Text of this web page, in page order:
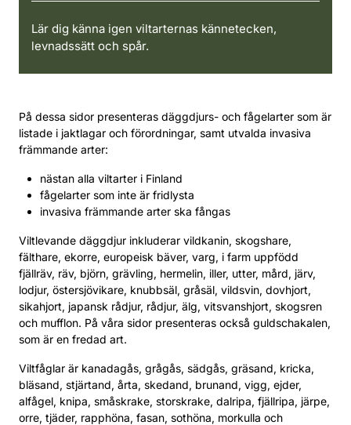
Lär dig känna igen viltarternas kännetecken,
levnadssätt och spår.
På dessa sidor presenteras däggdjurs- och fågelarter som är
listade i jaktlagar och förordningar, samt utvalda invasiva
främmande arter:
nästan alla viltarter i Finland
fågelarter som inte är fridlysta
invasiva främmande arter ska fångas
Viltlevande däggdjur inkluderar vildkanin, skogshare,
fälthare, ekorre, europeisk bäver, varg, i farm uppfödd
fjällräv, räv, björn, grävling, hermelin, iller, utter, mård, järv,
lodjur, östersjövikare, knubbsäl, gråsäl, vildsvin, dovhjort,
sikahjort, japansk rådjur, rådjur, älg, vitsvanshjort, skogsren
och mufflon. På våra sidor presenteras också guldschakalen,
som är en fredad art.
Viltfåglar är kanadagås, grågås, sädgås, gräsand, kricka,
bläsand, stjärtand, årta, skedand, brunand, vigg, ejder,
alfågel, knipa, småskrake, storskrake, dalripa, fjällripa, järpe,
orre, tjäder, rapphöna, fasan, sothöna, morkulla och